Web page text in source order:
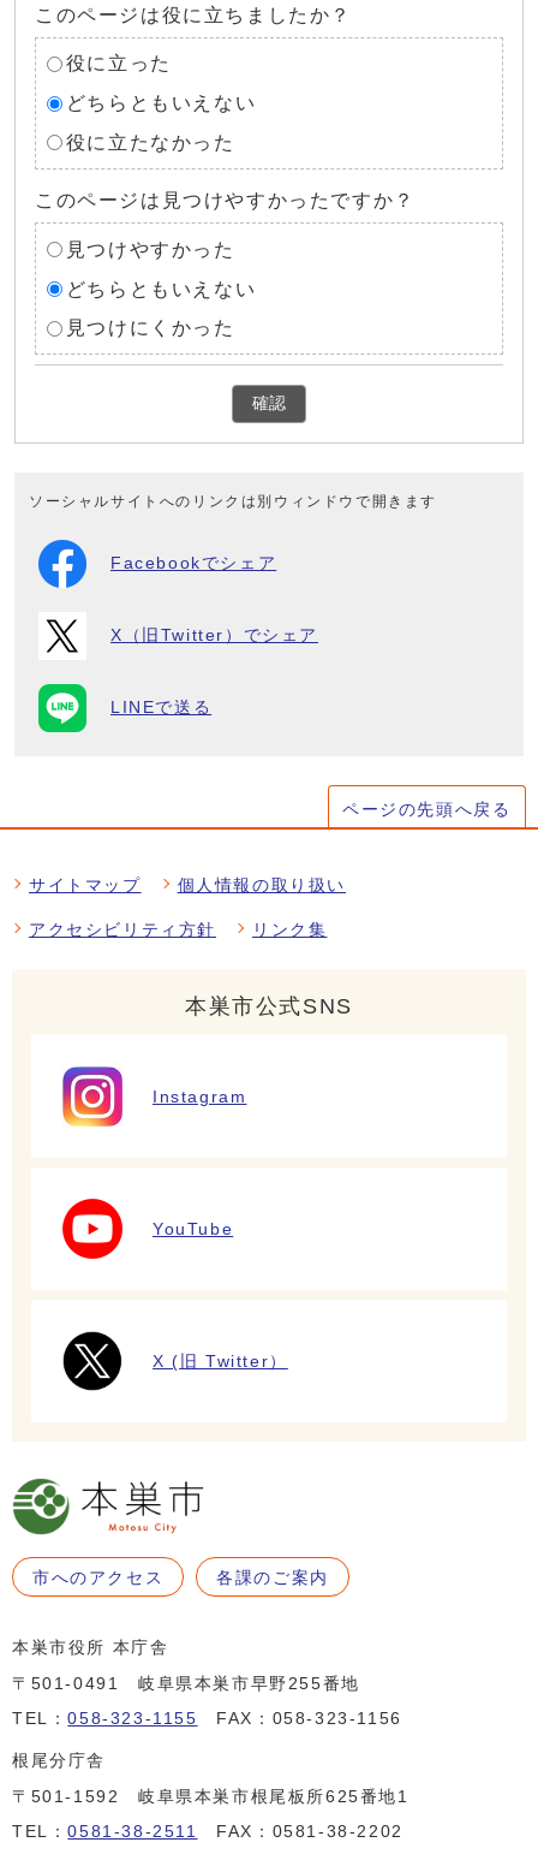
このページは役に立ちましたか？
役に立った
どちらともいえない
役に立たなかった
このページは見つけやすかったですか？
見つけやすかった
どちらともいえない
見つけにくかった
確認
ソーシャルサイトへのリンクは別ウィンドウで開きます
Facebookでシェア
X（旧Twitter）でシェア
LINEで送る
ページの先頭へ戻る
サイトマップ 個人情報の取り扱い
アクセシビリティ方針 リンク集
本巣市公式SNS
Instagram
YouTube
X (旧 Twitter）
市へのアクセス 各課のご案内
本巣市役所 本庁舎
〒501-0491 岐阜県本巣市早野255番地
TEL：058-323-1155 FAX：058-323-1156
根尾分庁舎
〒501-1592 岐阜県本巣市根尾板所625番地1
TEL：0581-38-2511 FAX：0581-38-2202